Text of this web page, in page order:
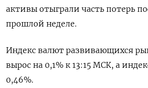
активы отыграли часть потерь
прошлой неделе.
Индекс валют развивающихся
вырос на 0,1% к 13:15 МСК, а
0,46%.